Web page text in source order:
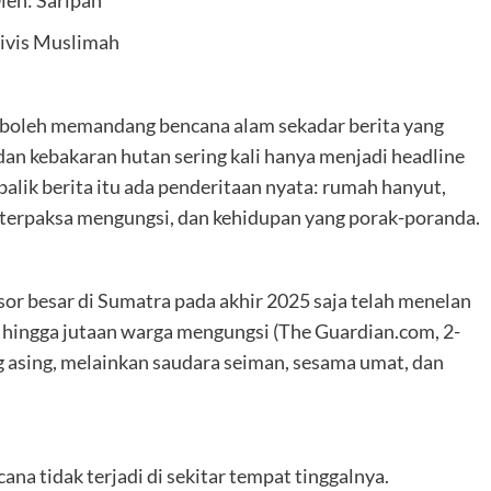
Muslimah
memandang bencana alam sekadar berita yang
kebakaran hutan sering kali hanya menjadi headline
berita itu ada penderitaan nyata: rumah hanyut,
mengungsi, dan kehidupan yang porak-poranda.
besar di Sumatra pada akhir 2025 saja telah menelan
jutaan warga mengungsi (The Guardian.com, 2-
melainkan saudara seiman, sesama umat, dan
tidak terjadi di sekitar tempat tinggalnya.